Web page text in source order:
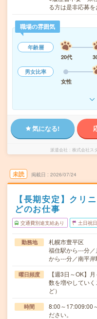
る方は是非応募
職場の雰囲気
年齢層
20代
男女比率
女性
気になる!
派遣会社 株式会社ス
未読 掲載日 2026/07/24
【長期安定】クリ
どのお仕事
交通費別途支給あり 土日祝
勤務地
札幌市豊平区
福住駅から---分
から---分／南平
曜日頻度
【週3日～OK】
数を増やしてい
ど）
時間
8:00～17:009:00
ださい。